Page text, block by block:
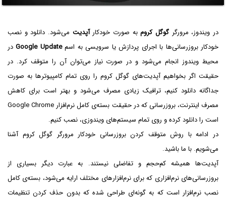
در ویندوز، مرورگرگوگل کرومبه صورت خودکارآپدیت می‌شود. دانلود و نصب
خودکار بروزرسانی‌ها با اجرای پردازش یا سرویسی به اسمGoogle Updateدر
محیط ویندوز انجام می‌شود و در صورت نیاز می‌توان آن را متوقف کرد. در
حقیقت اگر بخواهیم آپدیت‌های گوگل کروم را روی تمام کامپیوترها به صورت
جداگانه دانلود کنیم، ترافیک زیادی مصرف می‌شود و بهتر است برای کاهش
مصرف اینترنت، بروزرسانی که در حقیقت بسته‌ی کامل نرم‌افزار Google Chrome
است را دانلود کرده و روی تمام سیستم‌های ویندوزی، نصب کنیم.
در ادامه با روش متوقف کردن بروزرسانی خودکار مرورگر گوگل کروم آشنا
می‌شویم. با ما باشید.
آپدیت‌ها همیشه کم‌حجم و تفاضلی نیستند. به عبارت دیگر بسیاری از
بروزرسانی‌های نرم‌افزاری که برای نرم‌افزارهای مختلف ارایه می‌شود، بسته‌ی کامل
نصب نرم‌افزار است که به گونه‌ای طراحی شده که بدون حذف کردن تنظیمات